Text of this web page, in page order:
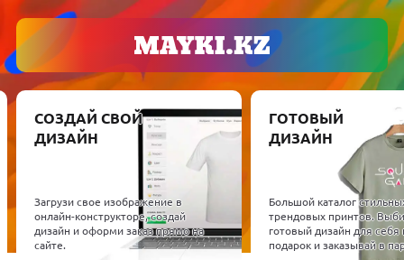
СОЗДАЙ СВОЙ
ДИЗАЙН
Загрузи свое изображение в
онлайн-конструкторе, создай
дизайн и оформи заказ прямо на
сайте.
ГОТОВЫЙ
ДИЗАЙН
Большой каталог
трендовых принтов.
готовый дизайн для себя
подарок и заказывай в